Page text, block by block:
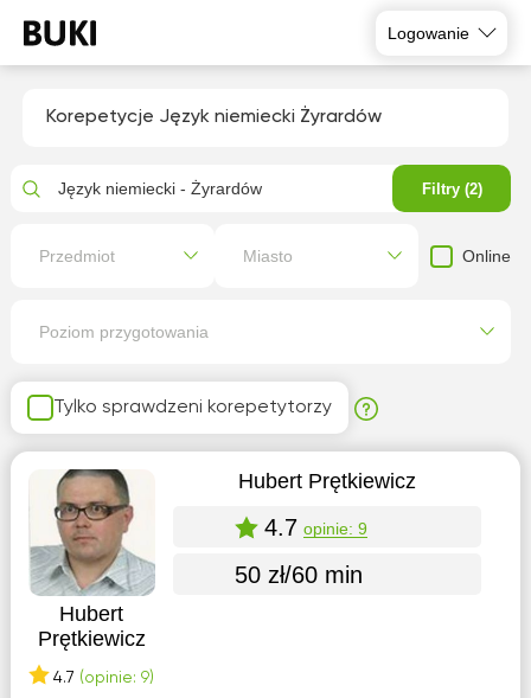
Logowanie
Korepetycje Język niemiecki Żyrardów
Tylko sprawdzeni korepetytorzy
Hubert
Prętkiewicz
4.7 (opinie: 9)
Hubert Prętkiewicz
4.7 opinie: 9
50 zł/60 min
Język niemiecki - Żyrardów Filtry (2)
Przedmiot Miasto Online
Poziom przygotowania